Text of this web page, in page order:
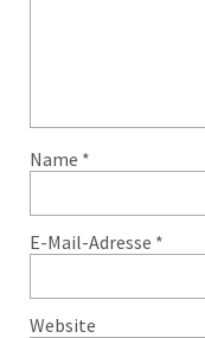
Name *
E-Mail-Adresse *
Website